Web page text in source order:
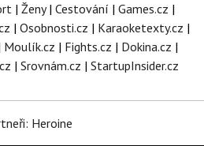
| Ženy| Cestování | Games.cz |
| Osobnosti.cz | Karaoketexty.cz |
Moulík.cz | Fights.cz | Dokina.cz |
| Srovnám.cz | StartupInsider.cz
Heroine